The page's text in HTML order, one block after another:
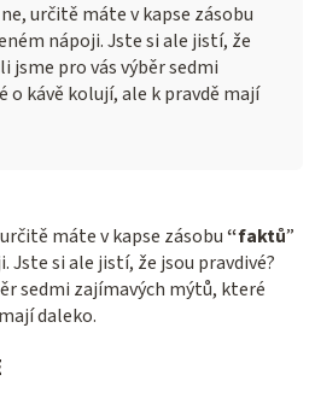
určitě máte v kapse zásobu
nápoji. Jste si ale jistí, že
jsme pro vás výběr sedmi
o kávě kolují, ale k pravdě mají
máte v kapse zásobu “faktů”
si ale jistí, že jsou pravdivé?
sedmi zajímavých mýtů, které
daleko.